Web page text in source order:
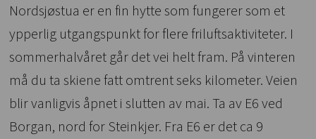
Nordsjøstua er en fin hytte som fungerer som et
ypperlig utgangspunkt for flere friluftsaktiviteter. I
sommerhalvåret går det vei helt fram. På vinteren
må du ta skiene fatt omtrent seks kilometer. Veien
blir vanligvis åpnet i slutten av mai. Ta av E6 ved
Borgan, nord for Steinkjer. Fra E6 er det ca 9